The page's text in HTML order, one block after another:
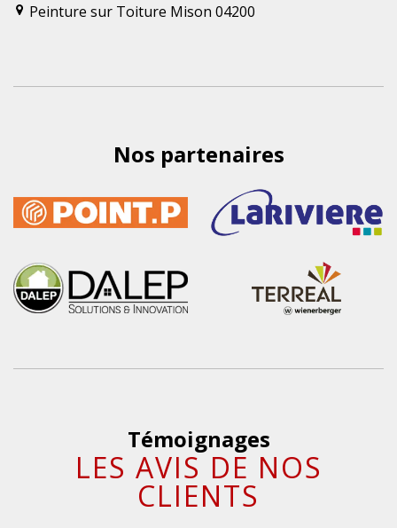
Peinture sur Toiture Mison 04200
Nos partenaires
Témoignages
LES AVIS DE NOS
CLIENTS